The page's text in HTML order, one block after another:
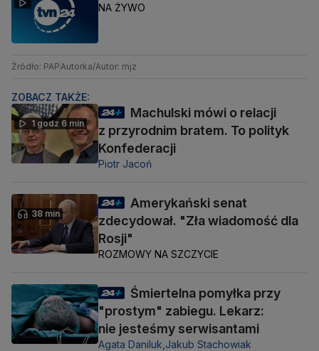
NA ŻYWO
Źródło: PAP Autorka/Autor: mjz
ZOBACZ TAKŻE:
1 godz 6 min
Machulski mówi o relacji
z przyrodnim bratem. To polityk
Konfederacji
Piotr Jacoń
38 min
Amerykański senat
zdecydował. "Zła wiadomość dla
Rosji"
ROZMOWY NA SZCZYCIE
Śmiertelna pomyłka przy
"prostym" zabiegu. Lekarz:
nie jesteśmy serwisantami
Agata Daniluk, Jakub Stachowiak